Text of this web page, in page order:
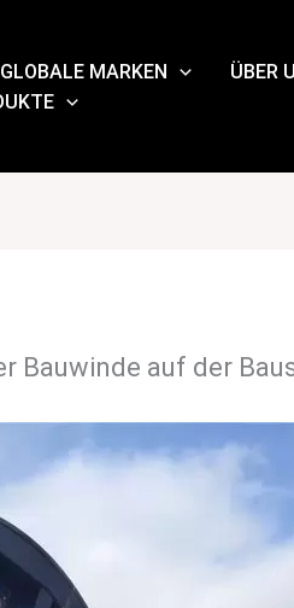
GLOBALE MARKEN ÜBER
Bauwinde auf der